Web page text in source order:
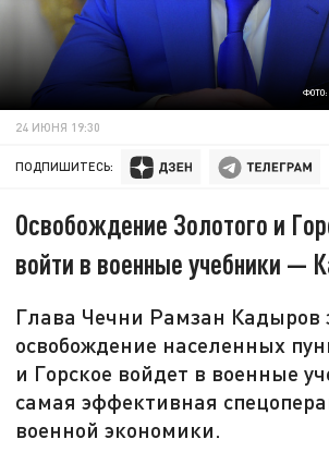
ФОТО:
24 ИЮНЯ 19:30
ПОДПИШИТЕСЬ:
Освобождение Золотого и
войти в военные учебники —
Глава Чечни Рамзан Кадыров
освобождение населенных
и Горское войдет в военные
самая эффективная
военной экономики.